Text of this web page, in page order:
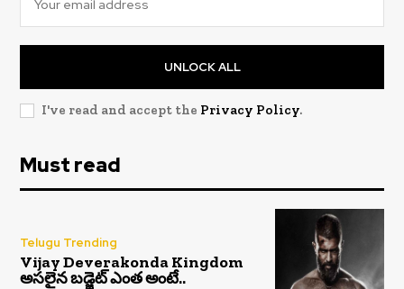
UNLOCK ALL
I've read and accept the Privacy Policy.
Must read
Telugu Trending
Vijay Deverakonda Kingdom
అసలైన బడ్జెట్ ఎంత అంటే..